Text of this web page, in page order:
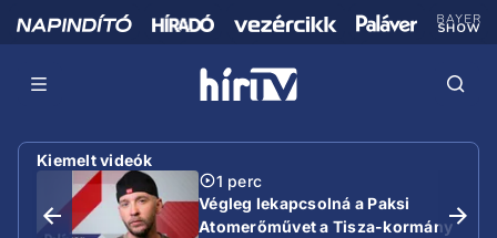
Kiemelt videók
1 perc
Végleg lekapcsolná a Paksi
Atomerőművet a Tisza-kormány